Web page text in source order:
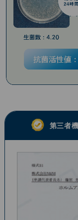
第三者